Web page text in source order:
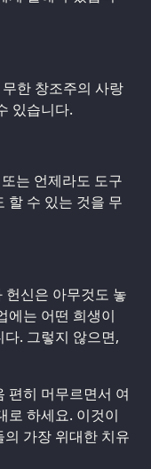
한 창조주의 사랑
있습니다.
는 언제라도 도구
할 수 있는 것을 무
헌신은 아무것도 놓
에는 어떤 희생이
. 그렇지 않으면,
편히 머무르면서 여
로 하세요. 이것이
가장 위대한 치유